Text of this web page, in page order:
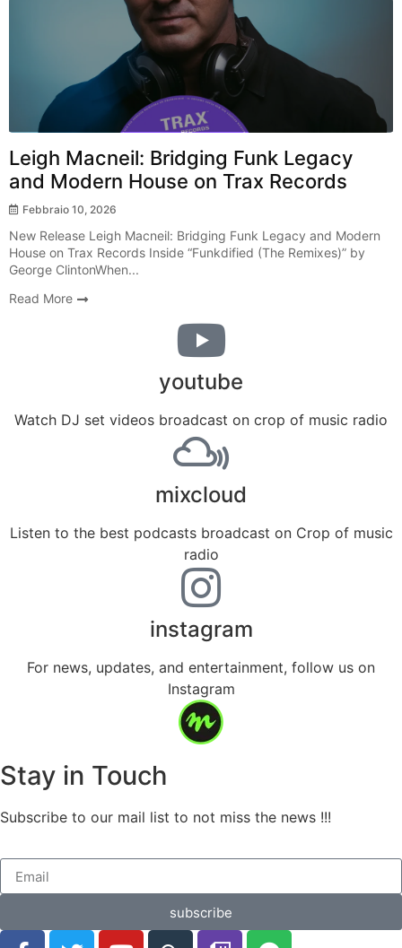
Leigh Macneil: Bridging Funk Legacy
and Modern House on Trax Records
Febbraio 10, 2026
New Release Leigh Macneil: Bridging Funk Legacy and Modern
House on Trax Records Inside “Funkdified (The Remixes)” by
George ClintonWhen...
Read More
youtube
Watch DJ set videos broadcast on crop of music radio
mixcloud
Listen to the best podcasts broadcast on Crop of music
radio
instagram
For news, updates, and entertainment, follow us on
Instagram
Stay in Touch
Subscribe to our mail list to not miss the news !!!
subscribe